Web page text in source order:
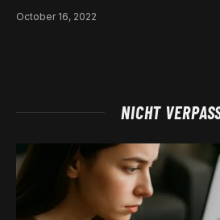
October 16, 2022
NICHT